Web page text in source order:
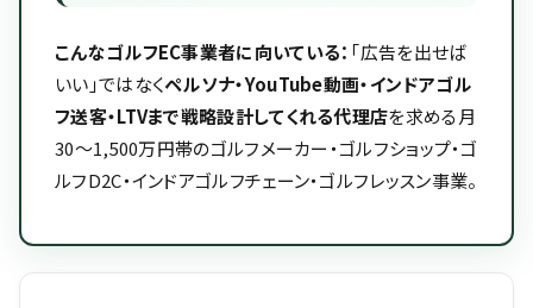
こんなゴルフEC事業者に向いている： 「広告を出せば
いい」ではなくペルソナ・YouTube動画・インドアゴル
フ送客・LTVまで戦略設計してくれる代理店を求める月
30〜1,500万円帯のゴルフメーカー・ゴルフショップ・ゴ
ルフD2C・インドアゴルフチェーン・ゴルフレッスン事業。